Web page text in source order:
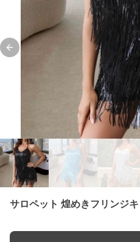
Previous slide
サロペット 煌めきフリンジ